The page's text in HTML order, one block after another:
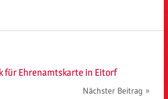
für Ehrenamtskarte in Eitorf
Nächster Beitrag